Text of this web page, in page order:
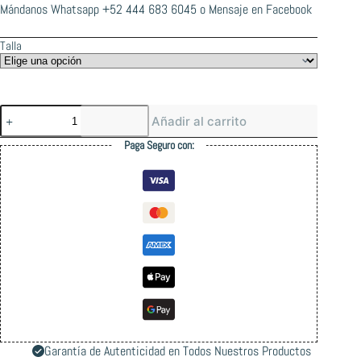
Mándanos Whatsapp+52 444 683 6045 o Mensaje en Facebook
Talla
Atteos
Cruz
Long
Sleeve
cantidad
Añadir al carrito
Paga Seguro con:
Garantía de Autenticidad en Todos Nuestros Productos